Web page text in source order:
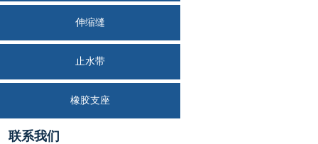
伸缩缝
止水带
橡胶支座
联系我们